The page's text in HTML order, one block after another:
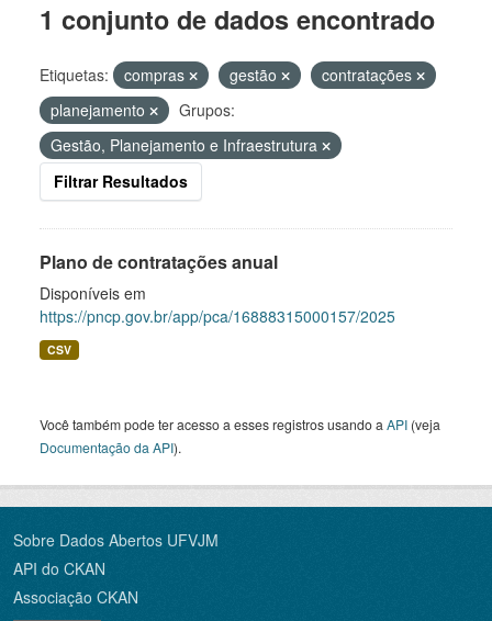
1 conjunto de dados encontrado
Etiquetas: compras gestão
contratações
planejamento
Grupos:
Gestão, Planejamento e Infraestrutura
Filtrar Resultados
Plano de contratações anual
Disponíveis em
https://pncp.gov.br/app/pca/16888315000157/2025
CSV
Você também pode ter acesso a esses registros usando a API (veja
Documentação da API).
Sobre Dados Abertos UFVJM
API do CKAN
Associação CKAN